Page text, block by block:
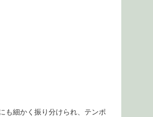
も細かく振り分けられ、テンポ